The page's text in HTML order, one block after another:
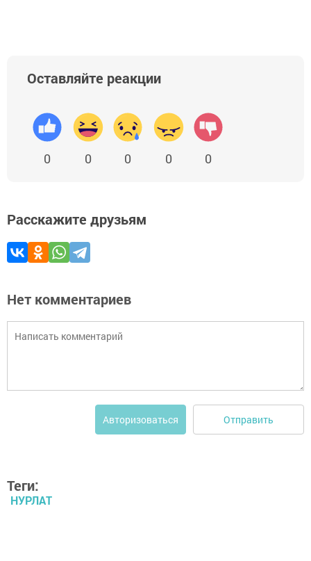
Оставляйте реакции
0 0 0 0 0
Расскажите друзьям
Нет комментариев
Авторизоваться Отправить
Теги:
НУРЛАТ